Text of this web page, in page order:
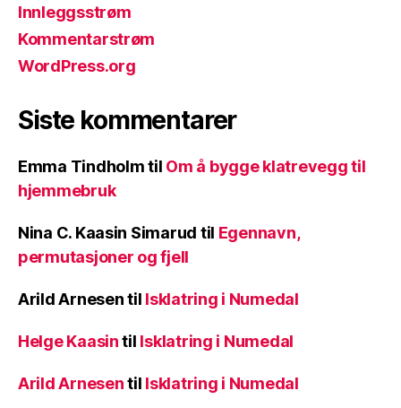
Innleggsstrøm
Kommentarstrøm
WordPress.org
Siste kommentarer
Emma Tindholmtil Om å bygge klatrevegg til
hjemmebruk
Nina C. Kaasin Simarud til Egennavn,
permutasjoner og fjell
Arild Arnesentil Isklatring i Numedal
Helge Kaasintil Isklatring i Numedal
Arild Arnesentil Isklatring i Numedal